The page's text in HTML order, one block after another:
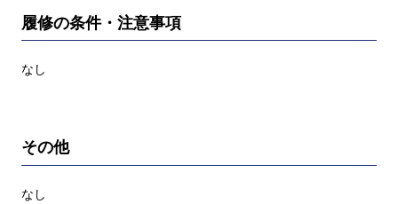
履修の条件・注意事項
なし
その他
なし